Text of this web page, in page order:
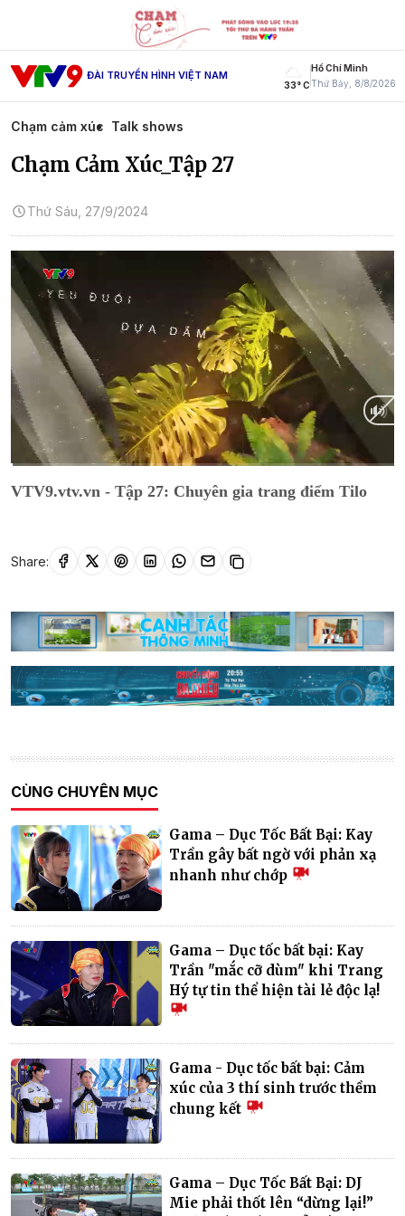
ĐÀI TRUYỀN HÌNH VIỆT NAM
33° C
Hồ Chí Minh
Thứ Bảy, 8/8/2026
Chạm cảm xúc Talk shows
Chạm Cảm Xúc_Tập 27
Thứ Sáu, 27/9/2024
VTV9.vtv.vn - Tập 27: Chuyên gia trang điểm Tilo
Share:
CÙNG CHUYÊN MỤC
Gama – Dục Tốc Bất Bại: Kay
Trần gây bất ngờ với phản xạ
nhanh như chớp
Gama – Dục tốc bất bại: Kay
Trần "mắc cỡ dùm" khi Trang
Hý tự tin thể hiện tài lẻ độc lạ!
Gama - Dục tốc bất bại: Cảm
xúc của 3 thí sinh trước thềm
chung kết
Gama – Dục Tốc Bất Bại: DJ
Mie phải thốt lên “dừng lại!”